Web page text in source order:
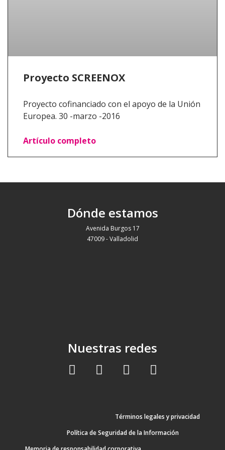
Proyecto SCREENOX
Proyecto cofinanciado con el apoyo de la Unión
Europea. 30 -marzo -2016
Artículo completo
Dónde estamos
Avenida Burgos 17
47009 - Valladolid
Nuestras redes
Términos legales y privacidad
Política de Seguridad de la Información